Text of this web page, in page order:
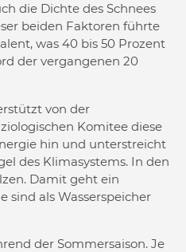
die Dichte des Schnees
beiden Faktoren führte
was 40 bis 50 Prozent
der vergangenen 20
von der
Komitee diese
hin und unterstreicht
des Klimasystems. In den
Damit geht ein
sind als Wasserspeicher
der Sommersaison. Je